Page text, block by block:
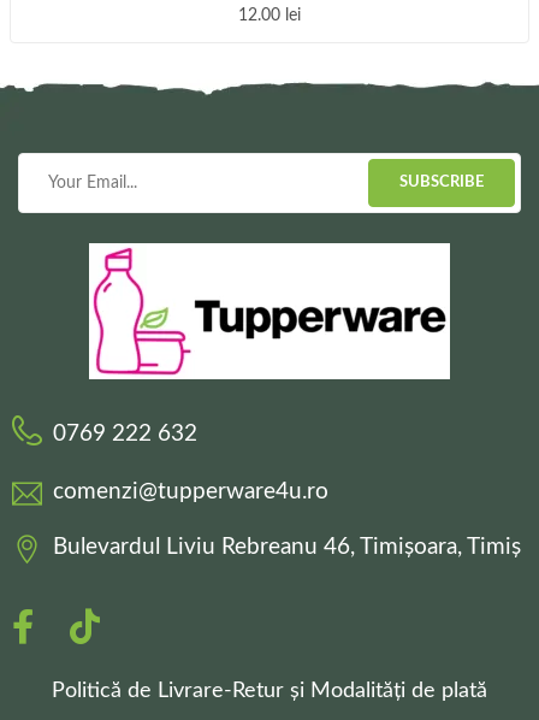
12.00 lei
SUBSCRIBE
0769 222 632
comenzi@tupperware4u.ro
Bulevardul Liviu Rebreanu 46, Timișoara, Timiș
Politică de Livrare-Retur și Modalități de plată